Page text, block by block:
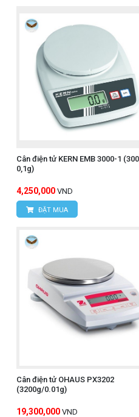
Cân điện tử KERN EMB 3000-1
0,1g)
4,250,000 VND
ĐẶT MUA
Cân điện tử OHAUS PX3202
(3200g/0.01g)
19,300,000 VND